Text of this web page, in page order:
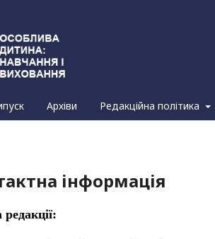
Архіви Редакційна політика
інформація